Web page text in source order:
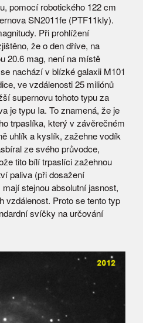
pomocí robotického 122 cm
SN2011fe (PTF11kly).
Při prohlížení
že o den dříve, na
20.6 mag, není na místě
nachází v blízké galaxii M101
ve vzdálenosti 25 miliónů
supernovu tohoto typu za
je typu Ia. To znamená, že je
trpaslíka, který v závěrečném
uhlík a kyslík, zažehne vodík
ze svého průvodce,
tito bílí trpaslíci zažehnou
paliva (při dosažení
stejnou absolutní jasnost,
vzdálenost. Proto se tento typ
svíčky na určování